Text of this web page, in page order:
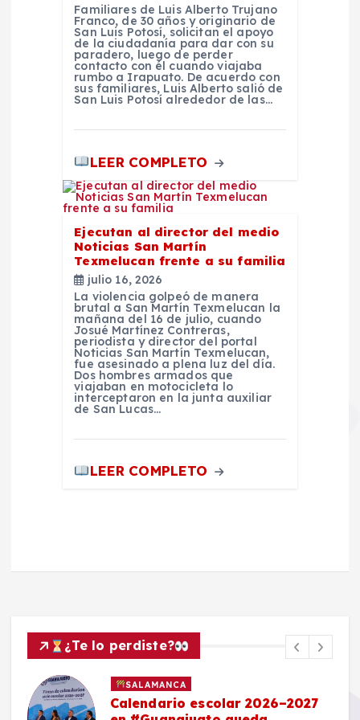
Familiares de Luis Alberto Trujano
Franco, de 30 años y originario de
San Luis Potosí, solicitan el apoyo
de la ciudadanía para dar con su
paradero, luego de perder
contacto con él cuando viajaba
rumbo a Irapuato. De acuerdo con
sus familiares, Luis Alberto salió de
San Luis Potosí alrededor de las…
LEER COMPLETO
Ejecutan al director del medio
Noticias San Martín
Texmelucan frente a su familia
julio 16, 2026
La violencia golpeó de manera
brutal a San Martín Texmelucan la
mañana del 16 de julio, cuando
Josué Martínez Contreras,
periodista y director del portal
Noticias San Martín Texmelucan,
fue asesinado a plena luz del día.
Dos hombres armados que
viajaban en motocicleta lo
interceptaron en la junta auxiliar
de San Lucas…
LEER COMPLETO
¿Te lo perdiste?
SALAMANCA
Calendario escolar 2026–2027